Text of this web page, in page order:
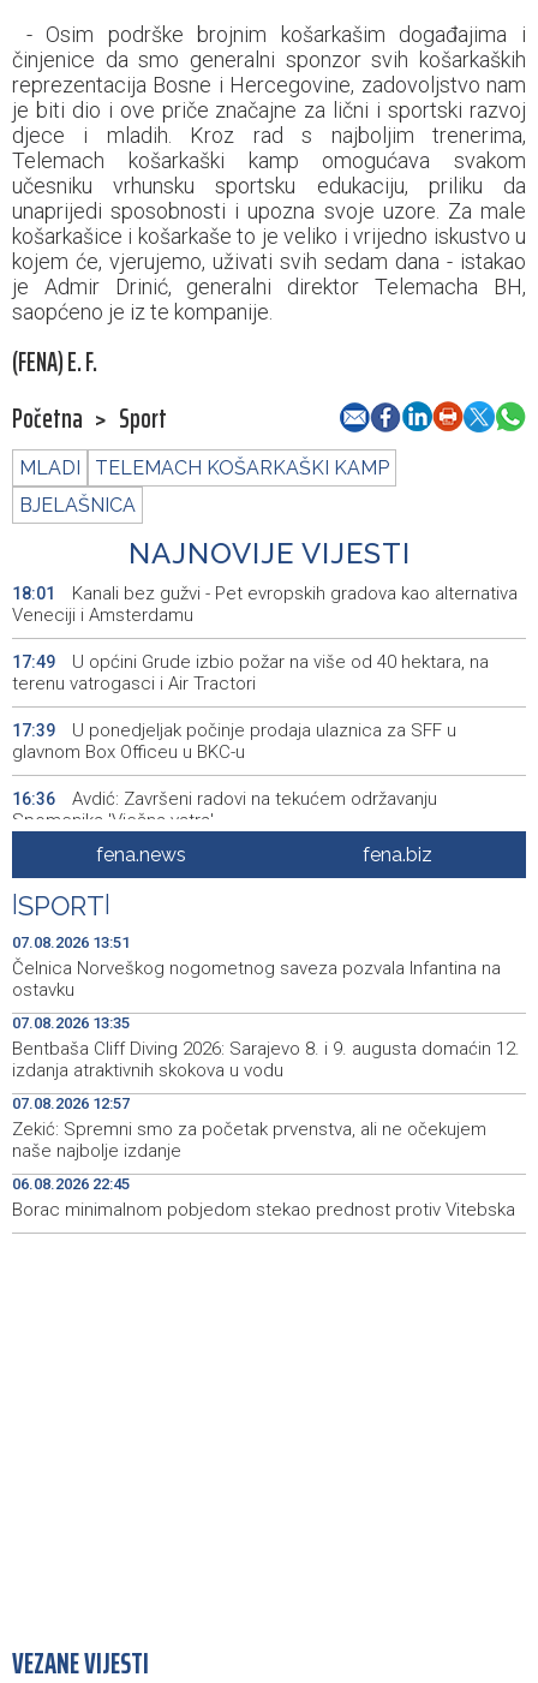
- Osim podrške brojnim košarkašim događajima i
činjenice da smo generalni sponzor svih košarkaških
reprezentacija Bosne i Hercegovine, zadovoljstvo nam
je biti dio i ove priče značajne za lični i sportski razvoj
djece i mladih. Kroz rad s najboljim trenerima,
Telemach košarkaški kamp omogućava svakom
učesniku vrhunsku sportsku edukaciju, priliku da
unaprijedi sposobnosti i upozna svoje uzore. Za male
košarkašice i košarkaše to je veliko i vrijedno iskustvo u
kojem će, vjerujemo, uživati svih sedam dana - istakao
je Admir Drinić, generalni direktor Telemacha BH,
saopćeno je iz te kompanije.
(FENA) E. F.
Početna > Sport
MLADI
TELEMACH KOŠARKAŠKI KAMP
BJELAŠNICA
NAJNOVIJE VIJESTI
18:01
Kanali bez gužvi - Pet evropskih gradova kao alternativa
Veneciji i Amsterdamu
17:49
U općini Grude izbio požar na više od 40 hektara, na
terenu vatrogasci i Air Tractori
17:39
U ponedjeljak počinje prodaja ulaznica za SFF u
glavnom Box Officeu u BKC-u
16:36
Avdić: Završeni radovi na tekućem održavanju
Spomenika 'Vječna vatra'
Dva Air Tractora gase požar u Konjicu, u subotu stiže i
treći
15:58
Meta kažnjena sa dodatnih 567 miliona dolara zbog
ugrožavanja sigurnosti djece
10 umjesto Rudnika Soli Tuzla
15:46
Oko 150 izlagača stiže u Gradačac na 53. Međunarodni
sajam šljive
15:44
Španija postavila ultimatum Italiji da ukine granične
kontrole
15:42
Goražde residents protest over repeated water
outages
fena.news fena.biz
SPORT
07.08.2026 13:51
Čelnica Norveškog nogometnog saveza pozvala Infantina na
ostavku
07.08.2026 13:35
Bentbaša Cliff Diving 2026: Sarajevo 8. i 9. augusta domaćin 12.
izdanja atraktivnih skokova u vodu
07.08.2026 12:57
Zekić: Spremni smo za početak prvenstva, ali ne očekujem
naše najbolje izdanje
06.08.2026 22:45
Borac minimalnom pobjedom stekao prednost protiv Vitebska
VEZANE VIJESTI